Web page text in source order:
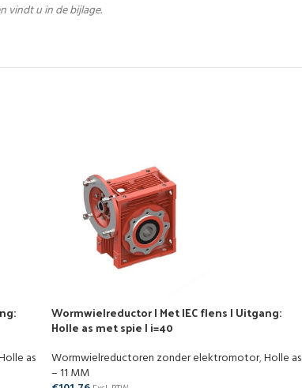
vindt u in de bijlage.
as
Wormwielreductor | Met IEC flens | Uitgang:
Holle as met spie | i=40
Wormwielreductoren zonder elektromotor,Holle as
– 11 MM